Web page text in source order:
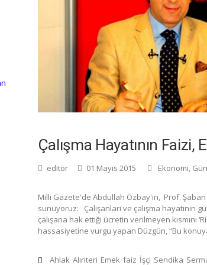
Çalışma Hayatının
editör 01 Mayıs 2015 Ekonomi,
Milli Gazete'de Abdullah Özbay'ın, Prof. Şaban
sunuyoruz: Çalışanları ve çalışma hayatının
çalışana hak ettiği ücretin verilmeyen kısmını
hassasiyetine vurgu yapan Düzgün, “Bu
Ahlak Alınteri Emek faiz İşçi Sendika